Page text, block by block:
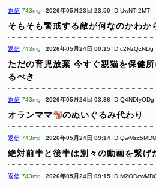
返信 743mg 2026年05月23日 23:50 ID:UwNTI2MTI
そもそも警戒する敵が何なのかわか
返信 743mg 2026年05月24日 00:15 ID:c2NzQzNDg
ただの育児放棄 今すぐ親猫を保健
るべき
返信 743mg 2026年05月24日 03:36 ID:Q4NDIyODg
オランママ のぬいぐるみ代わり
返信 743mg 2026年05月24日 09:14 ID:QwMzc5MDU
絶対前半と後半は別々の動画を繋げ
返信 743mg 2026年05月24日 09:15